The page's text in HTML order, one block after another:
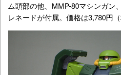
ム頭部の他、MMP-80マシンガン
レネードが付属。価格は3,780円（